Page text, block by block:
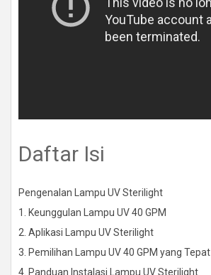
Daftar Isi
Pengenalan Lampu UV Sterilight
1. Keunggulan Lampu UV 40 GPM
2. Aplikasi Lampu UV Sterilight
3. Pemilihan Lampu UV 40 GPM yang Tepat
4. Panduan Instalasi Lampu UV Sterilight